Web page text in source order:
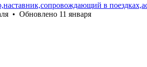
в
• Обновлено 11 января